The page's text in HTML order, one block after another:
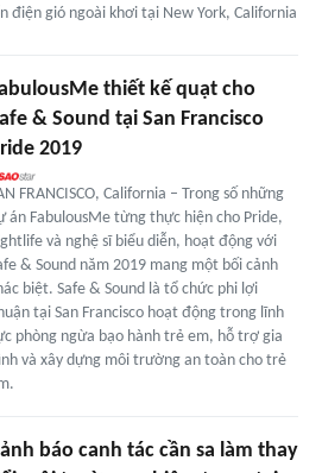
điện gió ngoài khơi tại New York, California
thiết kế quạt cho
& Sound tại San Francisco
2019
FRANCISCO, California – Trong số những
án FabulousMe từng thực hiện cho Pride,
và nghệ sĩ biểu diễn, hoạt động với
& Sound năm 2019 mang một bối cảnh
biệt. Safe & Sound là tổ chức phi lợi
tại San Francisco hoạt động trong lĩnh
phòng ngừa bạo hành trẻ em, hỗ trợ gia
và xây dựng môi trường an toàn cho trẻ
báo canh tác cần sa làm thay